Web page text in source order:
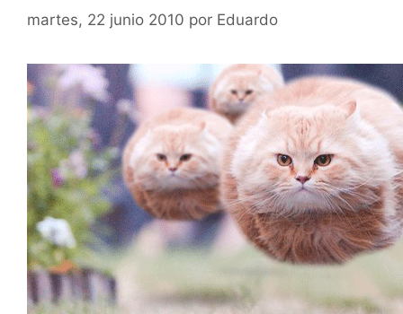
martes, 22 junio 2010 por Eduardo